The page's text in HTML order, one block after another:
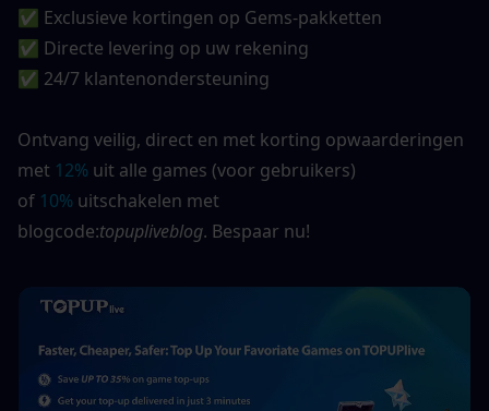
✅ Exclusieve kortingen op Gems-pakketten
✅ Directe levering op uw rekening
✅ 24/7 klantenondersteuning
Ontvang veilig, direct en met korting opwaarderingen
met 12% uit alle games (voor gebruikers)
of 10% uitschakelen met
blogcode:topupliveblog. Bespaar nu!